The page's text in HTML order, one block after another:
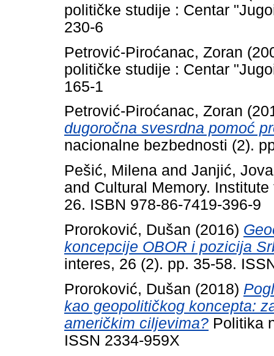
političke studije : Centar
230-6
Petrović-Piroćanac, Zoran
političke studije : Centar
165-1
Petrović-Piroćanac, Zoran
dugoročna svesrdna pomoć
nacionalne bezbednosti (2).
Pešić, Milena and Janjić,
and Cultural Memory.
26. ISBN 978-86-7419-396-9
Proroković, Dušan (2016)
koncepcije OBOR i pozicija
interes, 26 (2). pp. 35-58.
Proroković, Dušan (2018)
kao geopolitičkog koncepta:
američkim ciljevima? Politika
ISSN 2334-959X